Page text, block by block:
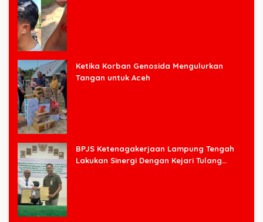
Ketika Korban Genosida Mengulurkan
Tangan untuk Aceh
BPJS Ketenagakerjaan Lampung Tengah
Lakukan Sinergi Dengan Kejari Tulang